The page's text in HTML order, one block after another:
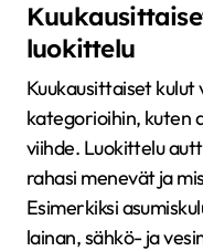
luokittelu
Kuukausittaiset kulut
kategorioihin, kuten
viihde. Luokittelu
rahasi menevät ja
Esimerkiksi
lainan, sähkö- ja